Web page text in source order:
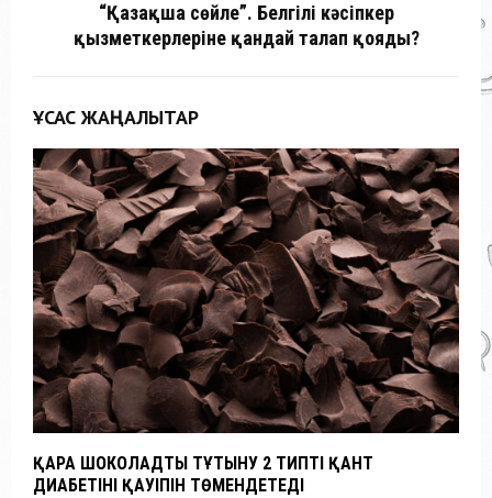
“Қазақша сөйле”. Белгілі кәсіпкер
қызметкерлеріне қандай талап қояды?
ҰҚСАС ЖАҢАЛЫҚТАР
ҚАРА ШОКОЛАДТЫ ТҰТЫНУ 2 ТИПТІ ҚАНТ
ДИАБЕТІНІҢ ҚАУІПІН ТӨМЕНДЕТЕДІ